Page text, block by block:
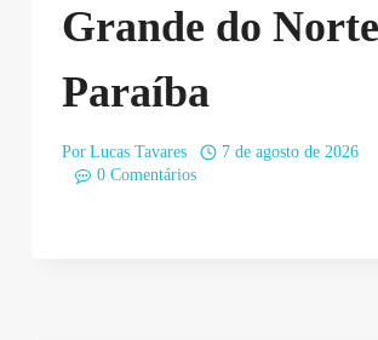
Grande do
Paraíba
Por Lucas Tavares
7 de agosto de 2026
0 Comentários